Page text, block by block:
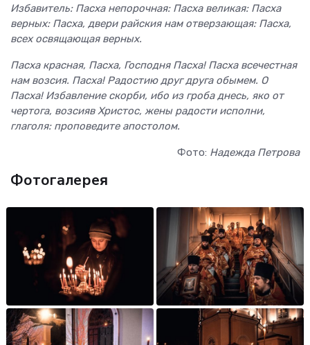
Избавитель: Пасха непорочная: Пасха великая: Пасха
верных: Пасха, двери райския нам отверзающая: Пасха,
всех освящающая верных.
Пасха красная, Пасха, Господня Пасха! Пасха всечестная
нам возсия. Пасха! Радостию друг друга обымем. О
Пасха! Избавление скорби, ибо из гроба днесь, яко от
чертога, возсияв Христос, жены радости исполни,
глаголя: проповедите апостолом.
Фото: Надежда Петрова
Фотогалерея